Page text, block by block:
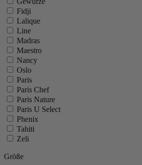
Fidji
Lalique
Line
Madras
Maestro
Nancy
Oslo
Paris
Paris Chef
Paris Nature
Paris U Select
Phenix
Tahiti
Zeli
Größe